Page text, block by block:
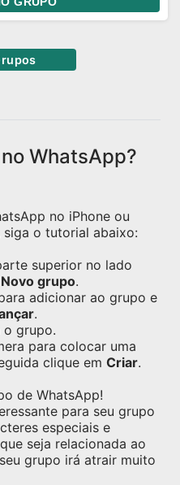
WhatsApp?
no iPhone ou
siga o tutorial abaixo:
superior no lado
Novo grupo.
adicionar ao grupo e
.
o grupo.
para colocar uma
clique em Criar.
de WhatsApp!
para seu grupo
especiais e
seja relacionada ao
grupo irá atrair muito